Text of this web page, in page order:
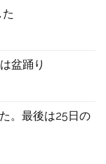
盆踊り
。最後は25日の